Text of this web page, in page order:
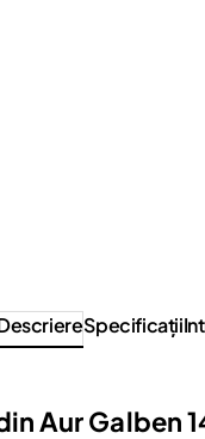
Specificaţii
Aur Galben